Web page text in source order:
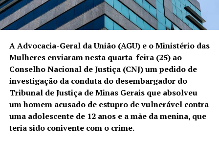
A Advocacia-Geral da União (AGU) e o Ministério das
Mulheres enviaram nesta quarta-feira (25) ao
Conselho Nacional de Justiça (CNJ) um pedido de
investigação da conduta do desembargador do
Tribunal de Justiça de Minas Gerais que absolveu
um homem acusado de estupro de vulnerável contra
uma adolescente de 12 anos e a mãe da menina, que
teria sido conivente com o crime.